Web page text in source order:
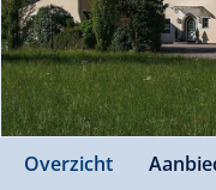
Overzicht